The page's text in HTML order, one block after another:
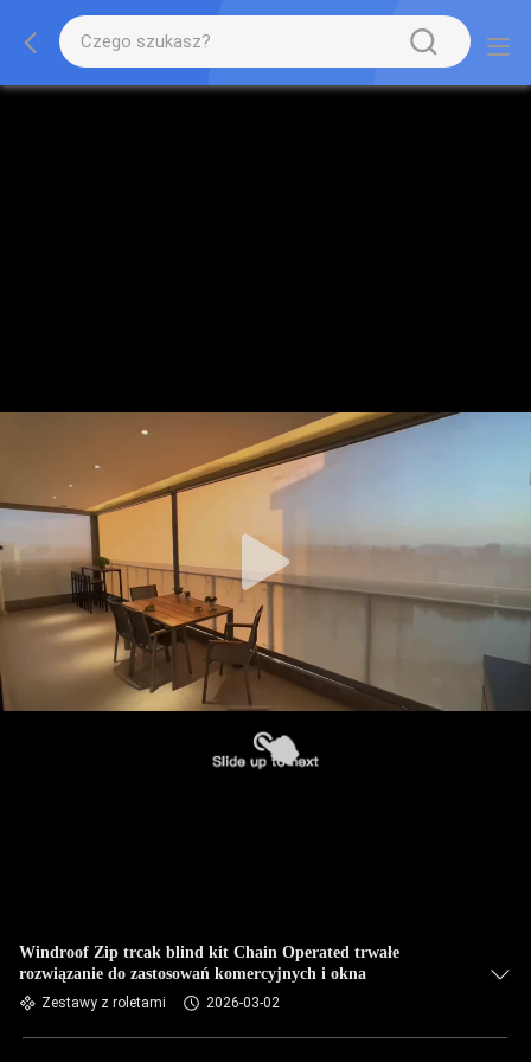
Windroof Zip trcak blind kit Chain Operated trwałe
rozwiązanie do zastosowań komercyjnych i okna
Zestawy z roletami 2026-03-02